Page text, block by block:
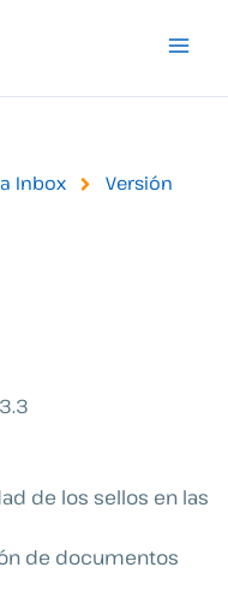
Inbox
Versión
de los sellos en las
de documentos